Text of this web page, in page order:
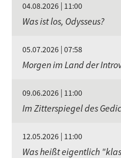
04.08.2026 | 11:00
Was ist los, Odysseus?
05.07.2026 | 07:58
Morgen im Land der
09.06.2026 | 11:00
Im Zitterspiegel des
12.05.2026 | 11:00
Was heißt eigentlich